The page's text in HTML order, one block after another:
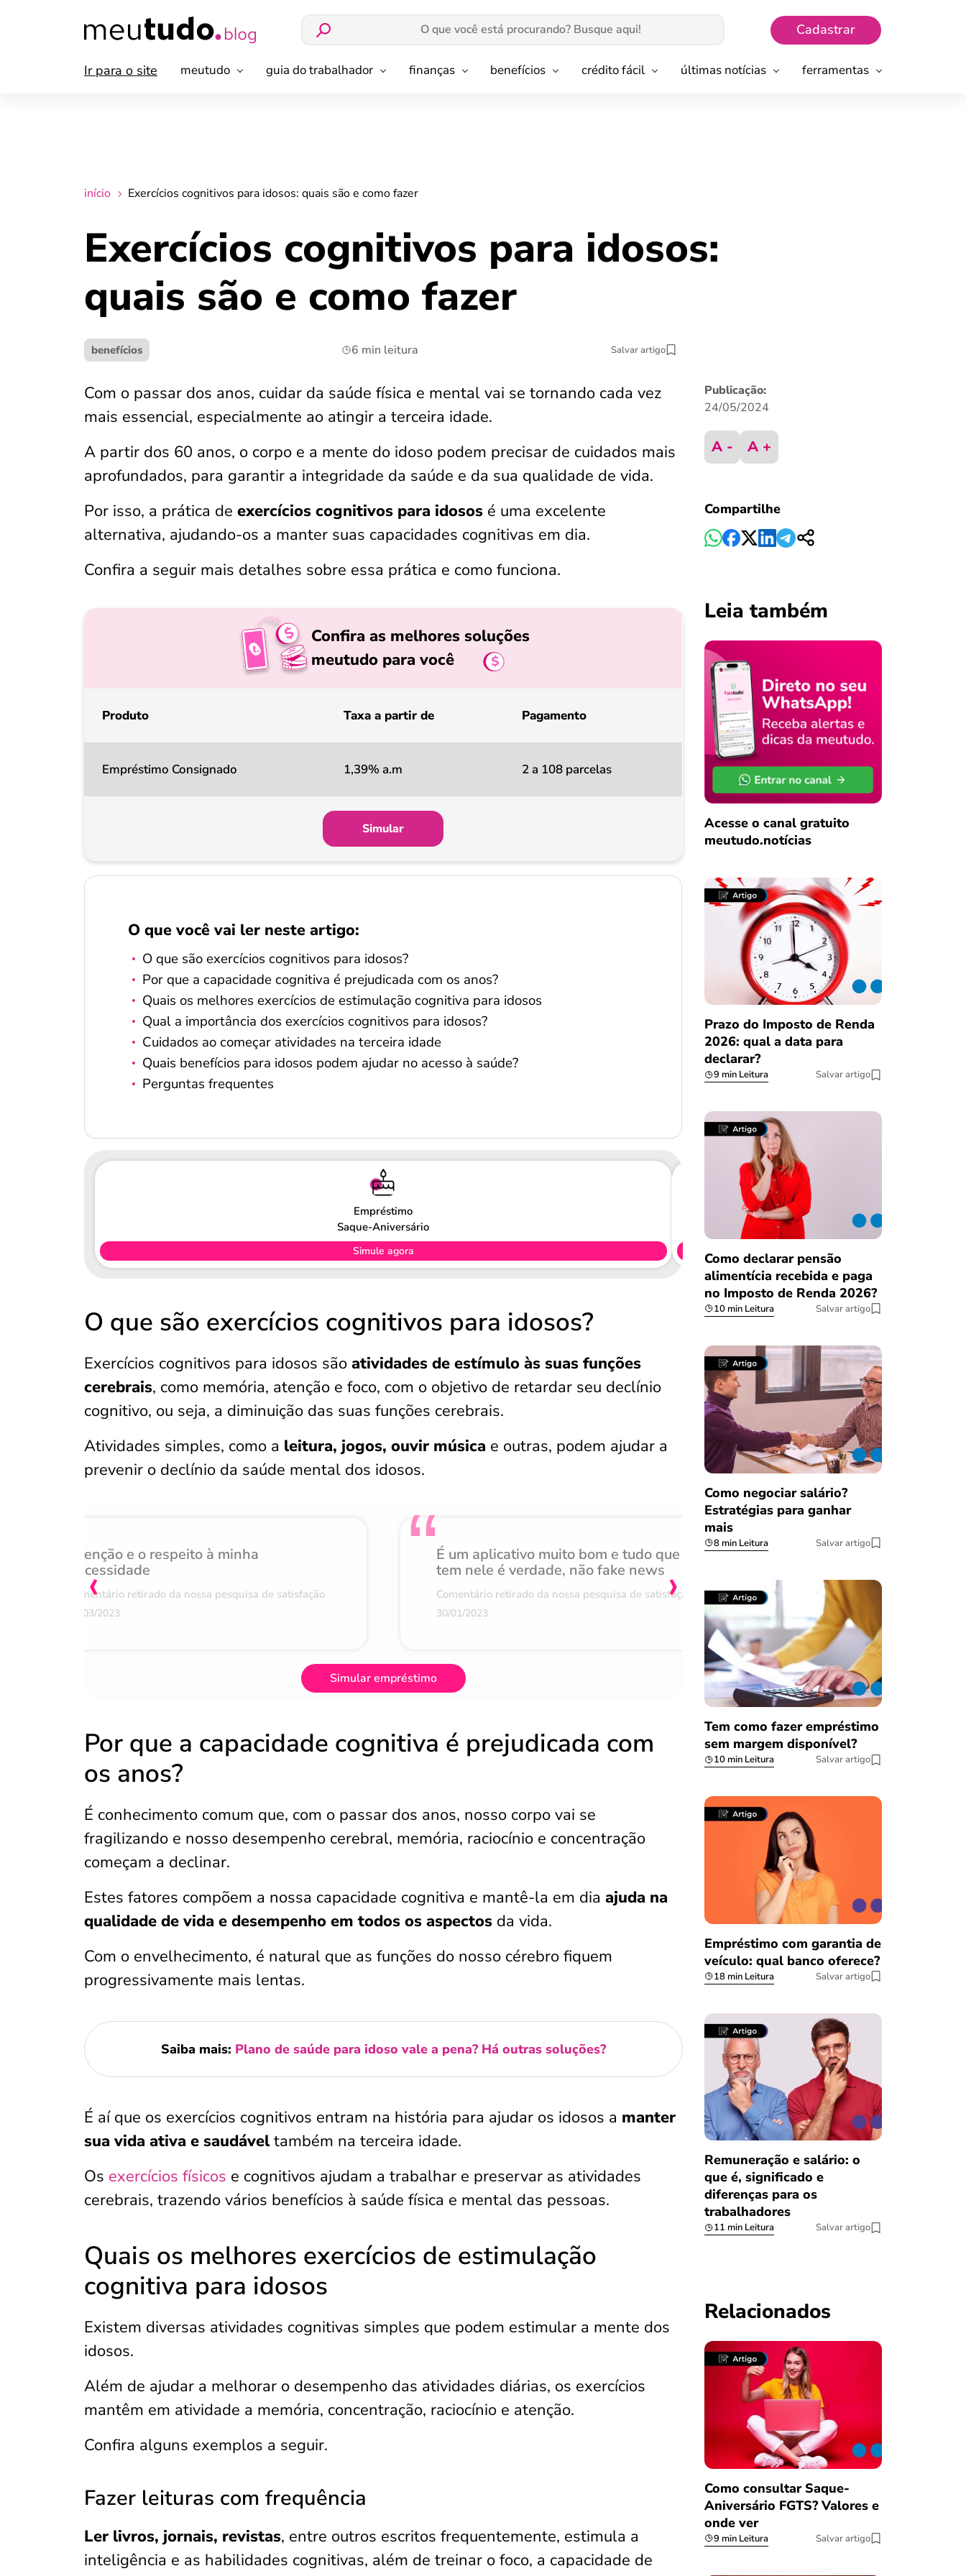
Cadastrar
Ir para o site meutudo guia do trabalhador finanças benefícios crédito fácil últimas notícias ferramentas
início Exercícios cognitivos para idosos: quais são e como fazer
Exercícios cognitivos para idosos:
quais são e como fazer
benefícios 6 min leitura Salvar artigo
Com o passar dos anos, cuidar da saúde física e mental vai se tornando cada vez
mais essencial, especialmente ao atingir a terceira idade.
A partir dos 60 anos, o corpo e a mente do idoso podem precisar de cuidados mais
aprofundados, para garantir a integridade da saúde e da sua qualidade de vida.
Por isso, a prática de exercícios cognitivos para idosos é uma excelente
alternativa, ajudando-os a manter suas capacidades cognitivas em dia.
Confira a seguir mais detalhes sobre essa prática e como funciona.
Confira as melhores soluções
meutudo para você
Produto Taxa a partir de Pagamento
Empréstimo Consignado 1,39% a.m 2 a 108 parcelas
Simular
O que você vai ler neste artigo:
O que são exercícios cognitivos para idosos?
Por que a capacidade cognitiva é prejudicada com os anos?
Quais os melhores exercícios de estimulação cognitiva para idosos
Qual a importância dos exercícios cognitivos para idosos?
Cuidados ao começar atividades na terceira idade
Quais benefícios para idosos podem ajudar no acesso à saúde?
Perguntas frequentes
Empréstimo
Saque-Aniversário
Simule agora
O que são exercícios cognitivos para idosos?
Exercícios cognitivos para idosos são atividades de estímulo às suas funções
cerebrais, como memória, atenção e foco, com o objetivo de retardar seu declínio
cognitivo, ou seja, a diminuição das suas funções cerebrais.
Atividades simples, como a leitura, jogos, ouvir música e outras, podem ajudar a
prevenir o declínio da saúde mental dos idosos.
Atenção e o respeito à minha
necessidade
Comentário retirado da nossa pesquisa de satisfação
07/03/2023
É um aplicativo muito bom e tudo que
tem nele é verdade, não fake news
Comentário retirado da nossa pesquisa de satisfação
30/01/2023
Achei muito rápido,
Comentário retirado da nossa
08/03/2023
‹ ›
Simular empréstimo
Por que a capacidade cognitiva é prejudicada com
os anos?
É conhecimento comum que, com o passar dos anos, nosso corpo vai se
fragilizando e nosso desempenho cerebral, memória, raciocínio e concentração
começam a declinar.
Estes fatores compõem a nossa capacidade cognitiva e mantê-la em dia ajuda na
qualidade de vida e desempenho em todos os aspectos da vida.
Com o envelhecimento, é natural que as funções do nosso cérebro fiquem
progressivamente mais lentas.
Saiba mais: Plano de saúde para idoso vale a pena? Há outras soluções?
É aí que os exercícios cognitivos entram na história para ajudar os idosos a manter
sua vida ativa e saudável também na terceira idade.
Os exercícios físicos e cognitivos ajudam a trabalhar e preservar as atividades
cerebrais, trazendo vários benefícios à saúde física e mental das pessoas.
Quais os melhores exercícios de estimulação
cognitiva para idosos
Existem diversas atividades cognitivas simples que podem estimular a mente dos
idosos.
Além de ajudar a melhorar o desempenho das atividades diárias, os exercícios
mantêm em atividade a memória, concentração, raciocínio e atenção.
Confira alguns exemplos a seguir.
Fazer leituras com frequência
Ler livros, jornais, revistas, entre outros escritos frequentemente, estimula a
inteligência e as habilidades cognitivas, além de treinar o foco, a capacidade de
Publicação:
24/05/2024
A - A +
Compartilhe
Leia também
Acesse o canal gratuito
meutudo.notícias
Prazo do Imposto de Renda
2026: qual a data para
declarar?
9 min Leitura Salvar artigo
Como declarar pensão
alimentícia recebida e paga
no Imposto de Renda 2026?
10 min Leitura Salvar artigo
Como negociar salário?
Estratégias para ganhar
mais
8 min Leitura Salvar artigo
Tem como fazer empréstimo
sem margem disponível?
10 min Leitura Salvar artigo
Empréstimo com garantia de
veículo: qual banco oferece?
18 min Leitura Salvar artigo
Remuneração e salário: o
que é, significado e
diferenças para os
trabalhadores
11 min Leitura Salvar artigo
Relacionados
Como consultar Saque-
Aniversário FGTS? Valores e
onde ver
9 min Leitura Salvar artigo